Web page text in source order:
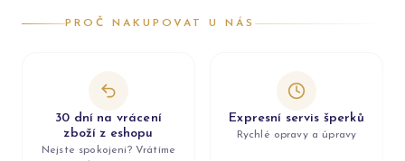
PROČ NAKUPOVAT U NÁS
30 dní na vrácení
zboží z eshopu
Nejste spokojeni? Vrátíme
Expresní servis šperků
Rychlé opravy a úpravy